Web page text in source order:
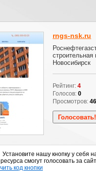
rngs-nsk.ru
Новосибирск
Рейтинг: 4
Голосов: 0
Просмотров:
Установите нашу кнопку у себя
смогут голосовать за
код кнопки